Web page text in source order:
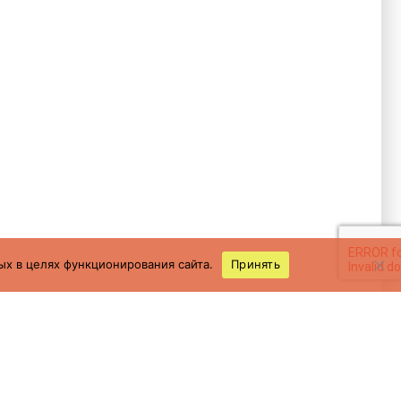
в целях функционирования сайта. Принять